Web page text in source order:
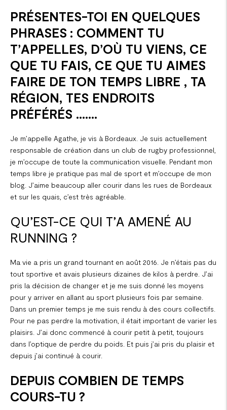
PRÉSENTES-TOI EN QUELQUES
PHRASES : COMMENT TU
T’APPELLES, D’OÙ TU VIENS, CE
QUE TU FAIS, CE QUE TU AIMES
FAIRE DE TON TEMPS LIBRE , TA
RÉGION, TES ENDROITS
PRÉFÉRÉS …….
Je m’appelle Agathe, je vis à Bordeaux. Je suis actuellement
responsable de création dans un club de rugby professionnel,
je m’occupe de toute la communication visuelle. Pendant mon
temps libre je pratique pas mal de sport et m’occupe de mon
blog. J’aime beaucoup aller courir dans les rues de Bordeaux
et sur les quais, c’est très agréable.
QU’EST-CE QUI T’A AMENÉ AU
RUNNING ?
Ma vie a pris un grand tournant en août 2016. Je n’étais pas du
tout sportive et avais plusieurs dizaines de kilos à perdre. J’ai
pris la décision de changer et je me suis donné les moyens
pour y arriver en allant au sport plusieurs fois par semaine.
Dans un premier temps je me suis rendu à des cours collectifs.
Pour ne pas perdre la motivation, il était important de varier les
plaisirs. J’ai donc commencé à courir petit à petit, toujours
dans l’optique de perdre du poids. Et puis j’ai pris du plaisir et
depuis j’ai continué à courir.
DEPUIS COMBIEN DE TEMPS
COURS-TU ?